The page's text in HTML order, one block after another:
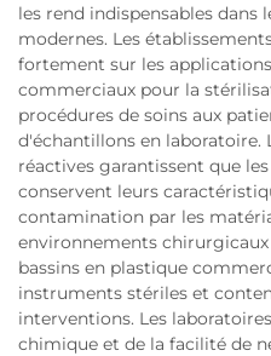
les rend indispensables dans
modernes. Les
fortement sur les
commerciaux pour la
procédures de soins aux
d'échantillons en laboratoire.
réactives garantissent que
conservent leurs
contamination par les
environnements
bassins en plastique
instruments stériles et
interventions. Les
chimique et de la facilité de